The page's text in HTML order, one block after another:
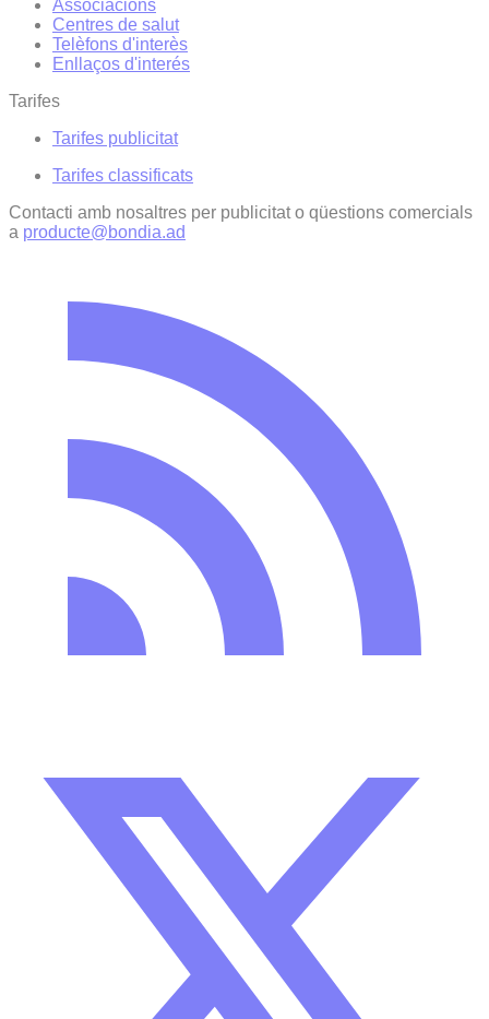
Associacions
Centres de salut
Telèfons d'interès
Enllaços d'interés
Tarifes
Tarifes publicitat
Tarifes classificats
Contacti amb nosaltres per publicitat o qüestions comercials
a producte@bondia.ad